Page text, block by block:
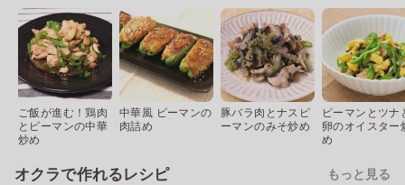
ご飯が進む！鶏肉
とピーマンの中華
炒め
中華風 ピーマンの
肉詰め
豚バラ肉とナスピ
ーマンのみそ炒め
ピーマンとツナ
卵のオイスター
め
オクラで作れるレシピ もっと見る